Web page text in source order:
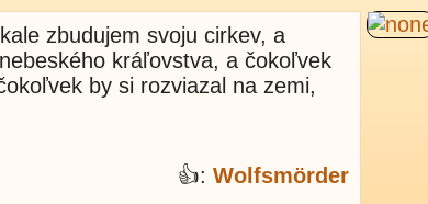
zbudujem svoju cirkev, a
kráľovstva, a čokoľvek
by si rozviazal na zemi,
👍: Wolfsmörder